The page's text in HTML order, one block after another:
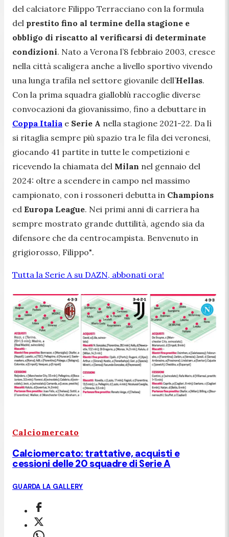
del calciatore Filippo Terracciano con la formula
del prestito fino al termine della stagione e
obbligo di riscatto al verificarsi di determinate
condizioni. Nato a Verona l’8 febbraio 2003, cresce
nella città scaligera anche a livello sportivo vivendo
una lunga trafila nel settore giovanile dell’Hellas.
Con la prima squadra gialloblù raccoglie diverse
convocazioni da giovanissimo, fino a debuttare in
Coppa Italia e Serie A nella stagione 2021-22. Da lì
si ritaglia sempre più spazio tra le fila dei veronesi,
giocando 41 partite in tutte le competizioni e
ricevendo la chiamata del Milan nel gennaio del
2024: oltre a scendere in campo nel massimo
campionato, con i rossoneri debutta in Champions
ed Europa League. Nei primi anni di carriera ha
sempre mostrato grande duttilità, agendo sia da
difensore che da centrocampista. Benvenuto in
grigiorosso, Filippo".
Tutta la Serie A su DAZN, abbonati ora!
Calciomercato
Calciomercato: trattative, acquisti e
cessioni delle 20 squadre di Serie A
GUARDA LA GALLERY